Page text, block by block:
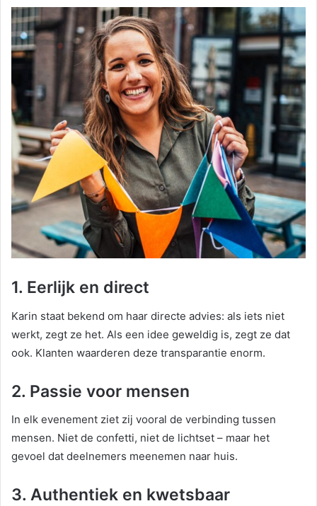
1. Eerlijk en direct
Karin staat bekend om haar directe advies: als iets niet
werkt, zegt ze het. Als een idee geweldig is, zegt ze dat
ook. Klanten waarderen deze transparantie enorm.
2. Passie voor mensen
In elk evenement ziet zij vooral de verbinding tussen
mensen. Niet de confetti, niet de lichtset – maar het
gevoel dat deelnemers meenemen naar huis.
3. Authentiek en kwetsbaar